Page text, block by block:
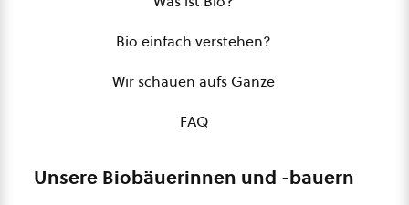
Bio einfach verstehen?
Wir schauen aufs Ganze
FAQ
Unsere Biobäuerinnen und -bauern